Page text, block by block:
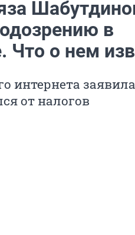
в
Что о нем
интернета
от налогов